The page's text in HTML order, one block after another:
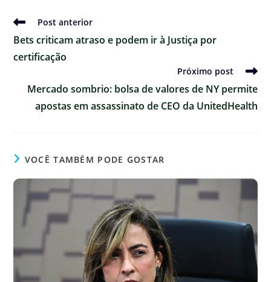
Ler
artigos
Post anterior
Bets criticam atraso e podem ir à Justiça por
certificação
Próximo post
Mercado sombrio: bolsa de valores de NY permite
apostas em assassinato de CEO da UnitedHealth
VOCÊ TAMBÉM PODE GOSTAR